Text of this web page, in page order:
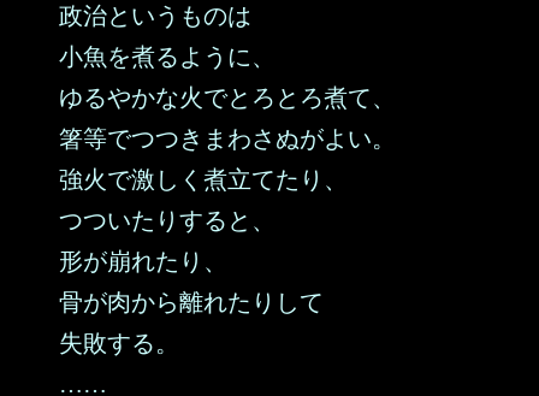
政治というものは
小魚を煮るように、
ゆるやかな火でとろとろ煮て、
箸等でつつきまわさぬがよい。
強火で激しく煮立てたり、
つついたりすると、
形が崩れたり、
骨が肉から離れたりして
失敗する。
……